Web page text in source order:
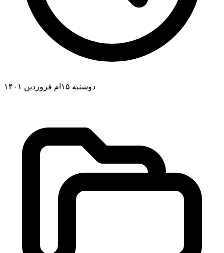
دوشنبه ۱۵ام فروردین ۱۴۰۱